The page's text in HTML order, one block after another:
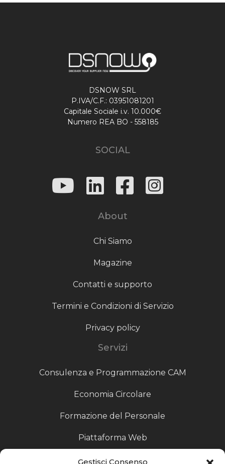
Gestisci Consenso
DSNOW SRL
P.IVA/C.F.: 03951081201
Capitale Sociale i.v. 10.000€
Numero REA BO - 558185
SOCIAL
About
Chi Siamo
Magazine
Contatti e supporto
Termini e Condizioni di Servizio
Privacy policy
Servizi
Consulenza e Programmazione CAM
Economia Circolare
Formazione del Personale
Piattaforma Web
Scouting fornitori